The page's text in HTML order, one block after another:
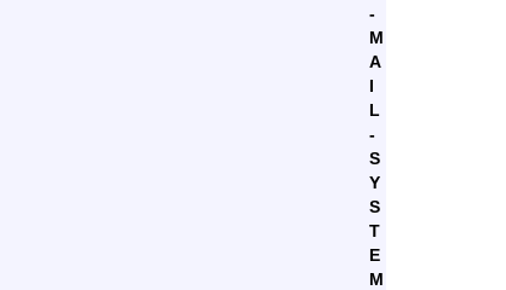
-
M
A
I
L
-
S
Y
S
T
E
M